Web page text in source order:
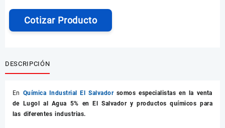
Cotizar Producto
DESCRIPCIÓN
En Química Industrial El Salvadorsomos especialistas en la venta
de
Lugol al Agua 5% en El Salvador y productos químicos para
las diferentes industrias.